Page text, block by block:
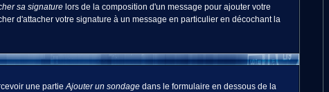
sa signaturelors de la composition d'un message pour ajouter votre
d'attacher votre signature à un message en particulier en décochant la
une partieAjouter un sondagedans le formulaire en dessous de la